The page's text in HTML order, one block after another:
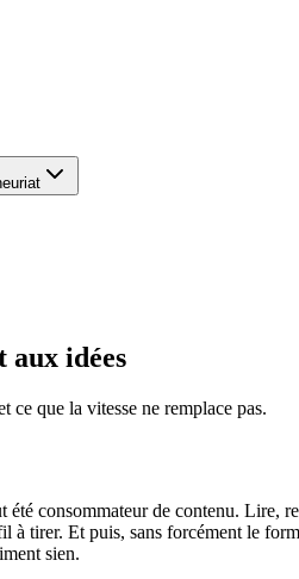
aux idées
ce que la vitesse ne remplace pas.
été consommateur de contenu. Lire,
à tirer. Et puis, sans forcément le
sien.